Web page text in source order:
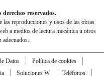
reservados.
reproducciones y usos de las obras
a medios de lectura mecánica u otros
adecuados.
Datos
Política de cookies
Soluciones W
Teléfonos